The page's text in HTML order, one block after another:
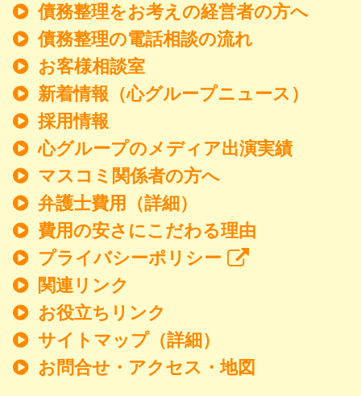
債務整理をお考えの経営者の方へ
債務整理の電話相談の流れ
お客様相談室
新着情報 （心グループニュース）
採用情報
心グループのメディア出演実績
マスコミ関係者の方へ
弁護士費用（詳細）
費用の安さにこだわる理由
プライバシーポリシー
関連リンク
お役立ちリンク
サイトマップ（詳細）
お問合せ・アクセス・地図